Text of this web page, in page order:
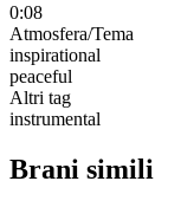
0:08
Atmosfera/Tema
inspirational
peaceful
Altri tag
instrumental
Brani simili